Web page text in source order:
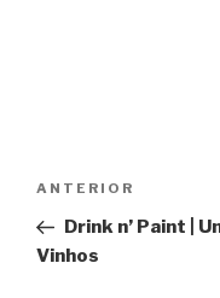
artigos
Conteúdo
anterior
ANTERIOR
Drink n’ Paint |
Vinhos